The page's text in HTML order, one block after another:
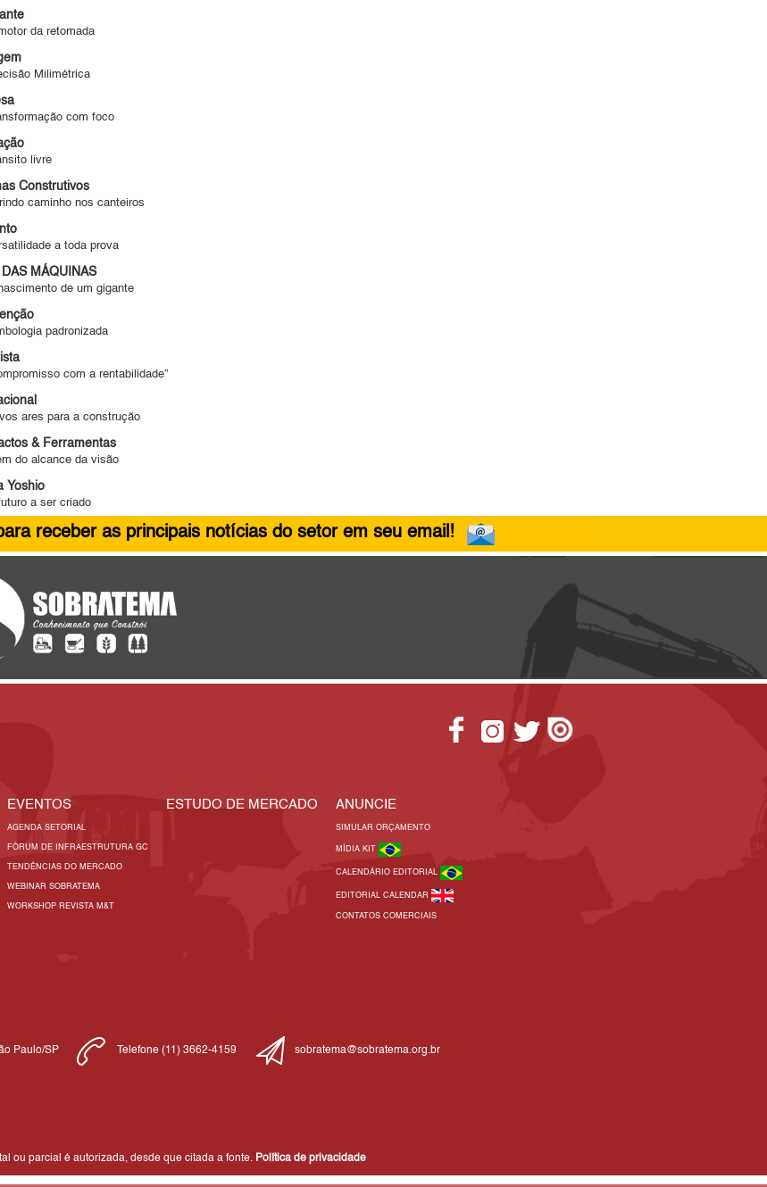
da retomada
Milimétrica
com foco
livre
Construtivos
caminho nos canteiros
a toda prova
DAS MÁQUINAS
de um gigante
padronizada
com a rentabilidade”
ares para a construção
& Ferramentas
do alcance da visão
Yoshio
a ser criado
receber as principais notícias do setor em seu email!
EVENTOS
AGENDA SETORIAL
FÓRUM DE INFRAESTRUTURA GC
TENDÊNCIAS DO MERCADO
WEBINAR SOBRATEMA
WORKSHOP REVISTA M&T
ESTUDO DE MERCADO ANUNCIE
SIMULAR ORÇAMENTO
MÍDIA KIT
CALENDÁRIO EDITORIAL
EDITORIAL CALENDAR
CONTATOS COMERCIAIS
Paulo/SP Telefone (11) 3662-4159 sobratema@sobratema.org.br
ou parcial é autorizada, desde que citada a fonte. Política de privacidade